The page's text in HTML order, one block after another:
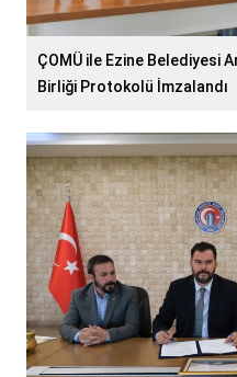
ÇOMÜ ile Ezine Belediyesi
Birliği Protokolü İmzalandı